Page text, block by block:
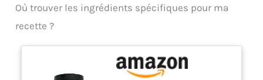
Où trouver les ingrédients spécifiques pour ma
recette ?